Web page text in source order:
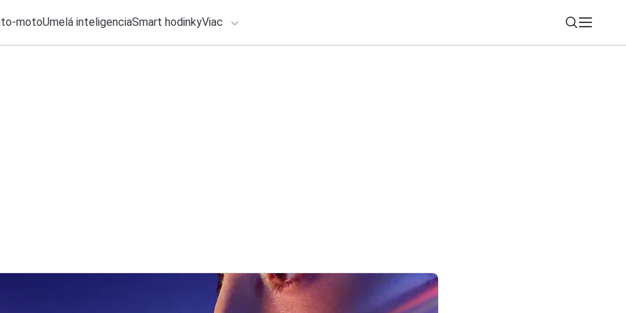
motoUmelá inteligenciaSmart hodinkyViac